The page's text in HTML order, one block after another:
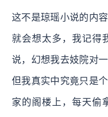
这不是琼瑶小说的内
就会想太多，我记得
说，幻想我去妓院对
但我真实中究竟只是
家的阁楼上，每天偷